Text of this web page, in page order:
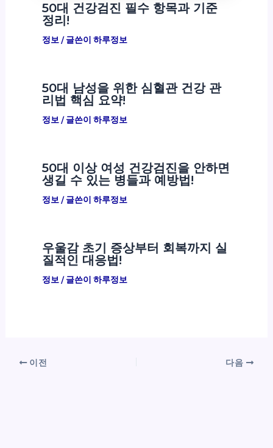
50대 건강검진 필수 항목과 기준
정리!
정보/ 글쓴이 하루정보
50대 남성을 위한 심혈관 건강 관
리법 핵심 요약!
정보/ 글쓴이 하루정보
50대 이상 여성 건강검진을 안하면
생길 수 있는 병들과 예방법!
정보/ 글쓴이 하루정보
우울감 초기 증상부터 회복까지 실
질적인 대응법!
정보/ 글쓴이 하루정보
이전 다음